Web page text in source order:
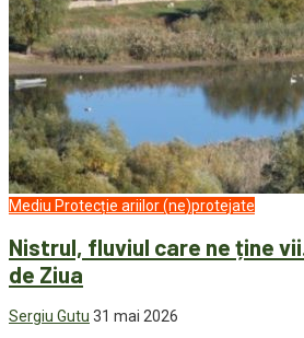
Mediu Protecție ariilor (ne)protejate
Nistrul, fluviul care ne ține
de Ziua
Sergiu Gutu 31 mai 2026